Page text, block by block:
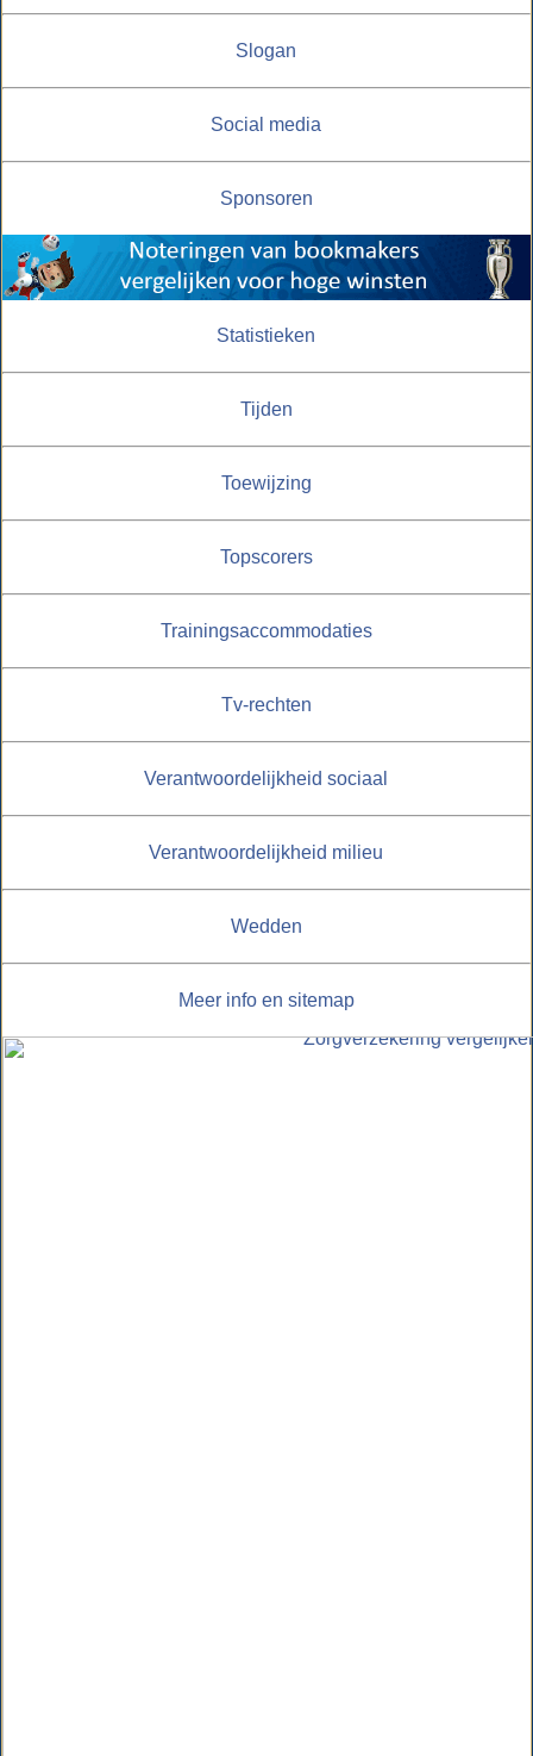
Slogan
Social media
Sponsoren
Statistieken
Tijden
Toewijzing
Topscorers
Trainingsaccommodaties
Tv-rechten
Verantwoordelijkheid sociaal
Verantwoordelijkheid milieu
Wedden
Meer info en sitemap